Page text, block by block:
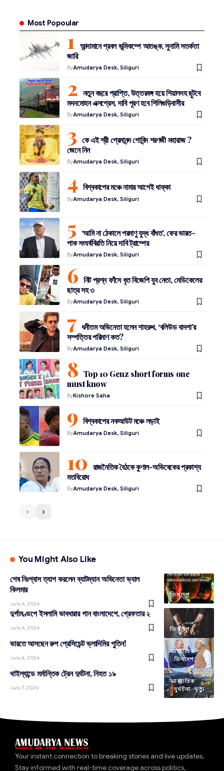
Most Popoular
আন্দামানে প্রবল ভূমিকম্পে আতঙ্ক, সুনামি সতর্কতা
জারি
ByAmudarya Desk, Siliguri
নতুন বছরে প্রাপ্তি, উত্তরবঙ্গ হয়ে শিয়ালদহ ছুটবে
মদনমোহন এক্সপ্রেস, দাবি পূরণ হবে শিলিগুড়িবাসীর
ByAmudarya Desk, Siliguri
কে এই শ্রী প্রেমানন্দ গোবিন্দ শরণজী মহারাজ ?
জেনে নিন
ByAmudarya Desk, Siliguri
বিশ্বকাপের মঞ্চে নামার আগেই ধাক্কা
ByAmudarya Desk, Siliguri
‘আমি না ঠেকালে পরমাণু যুদ্ধ বাঁধত’, ফের ভারত-
পাক সংঘর্ষবিরতি নিয়ে দাবি ট্রাম্পের
ByAmudarya Desk, Siliguri
নিট প্রশ্ন ফাঁসে ধৃত বিজেপি যুব নেতা, মেডিকেলের
ছাত্র সহ ৩
ByAmudarya Desk, Siliguri
ধনীতম অভিনেতা হলেন শাহরুখ, ‘বলিউড বাদশা’র
সম্পত্তির পরিমাণ কত?
ByAmudarya Desk, Siliguri
Top 10 Genz short forms one
must know
ByKishore Saha
বিশ্বকাপের নকআউট মঞ্চে লড়াই
ByAmudarya Desk, Siliguri
রাজনৈতিক বৈঠকে কুণাল-অভিষেকের প্রকাশ্য
মতবিরোধ
ByAmudarya Desk, Siliguri
You Might Also Like
ভিনদেশ
শেষ নিঃশ্বাস ত্যাগ করলেন ব্যাটম্যান অভিনেতা ভ্যাল
কিলমার
July 6, 2026
ভিনদেশ
দুর্গামণ্ডপে ইসলামি ভাবধারার গান বাংলাদেশে, গ্রেফতার ২
July 6, 2026
আন্তর্জাতিক
ভিনদেশ
ভারতে আসছেন রুশ প্রেসিডেন্ট ভ্লাদিমির পুতিন!
July 6, 2026
আন্তর্জাতিক
দুর্ঘটনা মৃত্যু
থাইল্যান্ডে মর্মান্তিক ট্রেন দুর্ঘটনা, নিহত ১৯
July 7, 2026
Your instant connection to breaking stories and live updates.
Stay informed with real-time coverage across politics,